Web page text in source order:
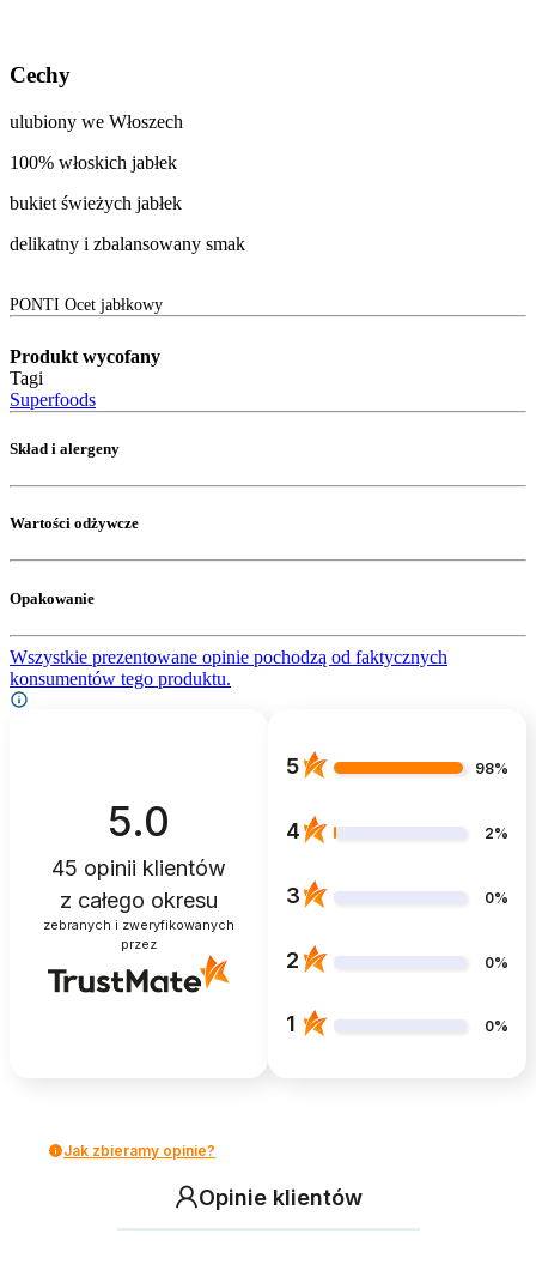
Cechy
ulubiony we Włoszech
100% włoskich jabłek
bukiet świeżych jabłek
delikatny i zbalansowany smak
PONTI Ocet jabłkowy
Produkt wycofany
Tagi
Superfoods
Skład i alergeny
Wartości odżywcze
Opakowanie
Wszystkie prezentowane opinie pochodzą od faktycznych
konsumentów tego produktu.
5.0
45 opinii klientów
z całego okresu
zebranych i zweryfikowanych
przez
5 98%
4 2%
3 0%
2 0%
1 0%
Jak zbieramy opinie?
Opinie klientów